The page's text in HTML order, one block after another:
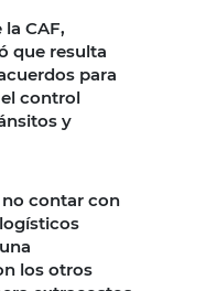
CAF,
que resulta
para
control
y
contar con
los otros